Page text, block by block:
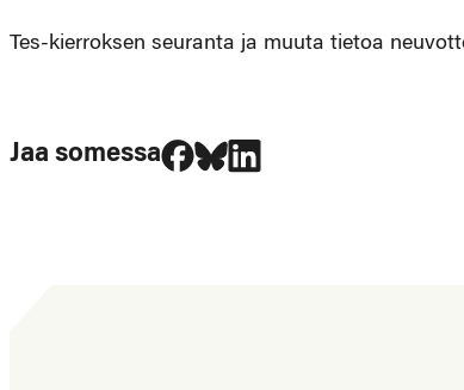
Tes-kierroksen seuranta ja muuta tietoa
Jaa somessa
Jaa Facebookissa
Jaa Blueskyssa
Jaa LinkedIn:ssä